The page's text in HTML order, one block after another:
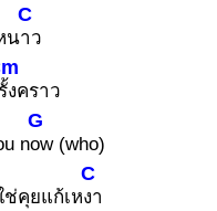
น
C
าว
รั้งคราว
n
G
ow (who)
ช่คุยแก้เห
C
งา